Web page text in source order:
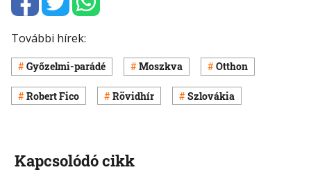
További hírek:
Győzelmi-parádé Moszkva Otthon
Robert Fico Rövidhír Szlovákia
Kapcsolódó cikk